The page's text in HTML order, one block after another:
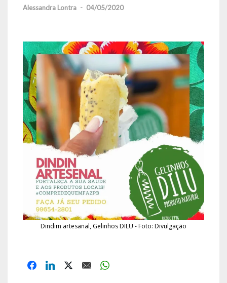
Alessandra Lontra - 04/05/2020
Dindim artesanal, Gelinhos DILU - Foto: Divulgação